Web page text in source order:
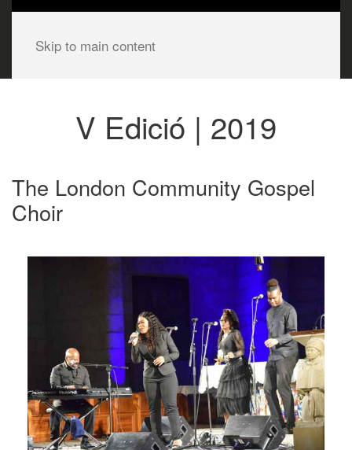
Skip to main content
V Edició | 2019
The London Community Gospel
Choir